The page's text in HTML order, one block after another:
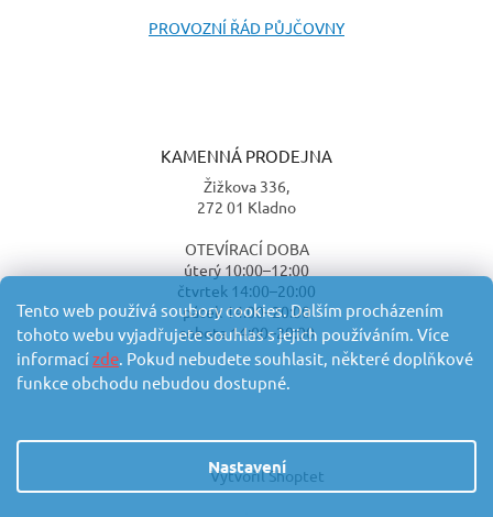
Tento web používá soubory cookies. Dalším procházením
tohoto webu vyjadřujete souhlas s jejich používáním. Více
informacízde. Pokud nebudete souhlasit, některé doplňkové
funkce obchodu nebudou dostupné.
Nastavení
PROVOZNÍ ŘÁD PŮJČOVNY
KAMENNÁ PRODEJNA
Žižkova 336,
272 01 Kladno
OTEVÍRACÍ DOBA
úterý 10:00–12:00
čtvrtek 14:00–20:00
pátek 14:00–20:00
sobota 14:00–20:00
Vytvořil Shoptet